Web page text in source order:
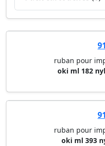
ruban pour
oki ml 182
ruban pour
oki ml 393